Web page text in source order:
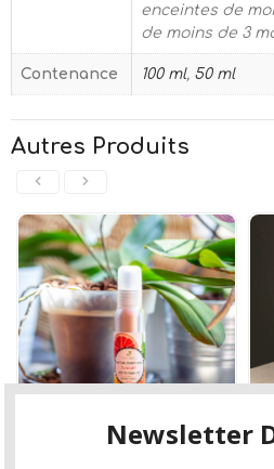
enceintes de
de moins de 3
Contenance 100 ml, 50 ml
Autres Produits
Acidulé 100% naturel